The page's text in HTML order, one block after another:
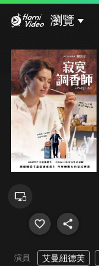
瀏覽
演員 艾曼紐德芙